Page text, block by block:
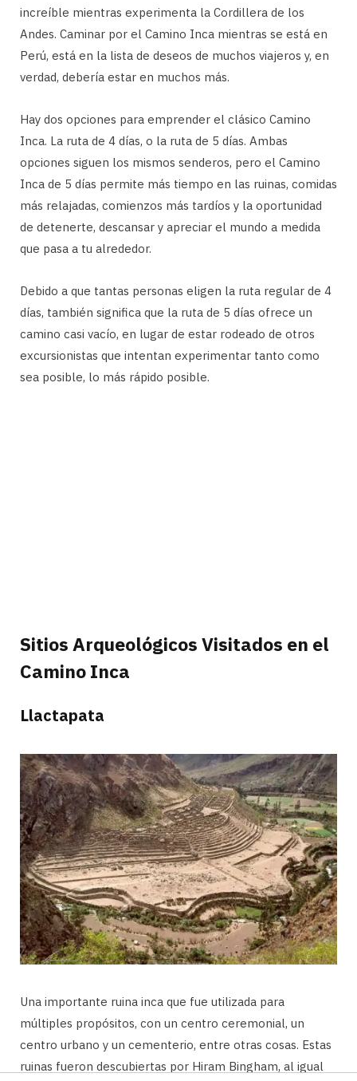
increíble mientras experimenta la Cordillera de los
Andes. Caminar por el Camino Inca mientras se está en
Perú, está en la lista de deseos de muchos viajeros y, en
verdad, debería estar en muchos más.
Hay dos opciones para emprender el clásico Camino
Inca. La ruta de 4 días, o la ruta de 5 días. Ambas
opciones siguen los mismos senderos, pero el Camino
Inca de 5 días permite más tiempo en las ruinas, comidas
más relajadas, comienzos más tardíos y la oportunidad
de detenerte, descansar y apreciar el mundo a medida
que pasa a tu alrededor.
Debido a que tantas personas eligen la ruta regular de 4
días, también significa que la ruta de 5 días ofrece un
camino casi vacío, en lugar de estar rodeado de otros
excursionistas que intentan experimentar tanto como
sea posible, lo más rápido posible.
Sitios Arqueológicos Visitados en el
Camino Inca
Llactapata
Una importante ruina inca que fue utilizada para
múltiples propósitos, con un centro ceremonial, un
centro urbano y un cementerio, entre otras cosas. Estas
ruinas fueron descubiertas por Hiram Bingham, al igual